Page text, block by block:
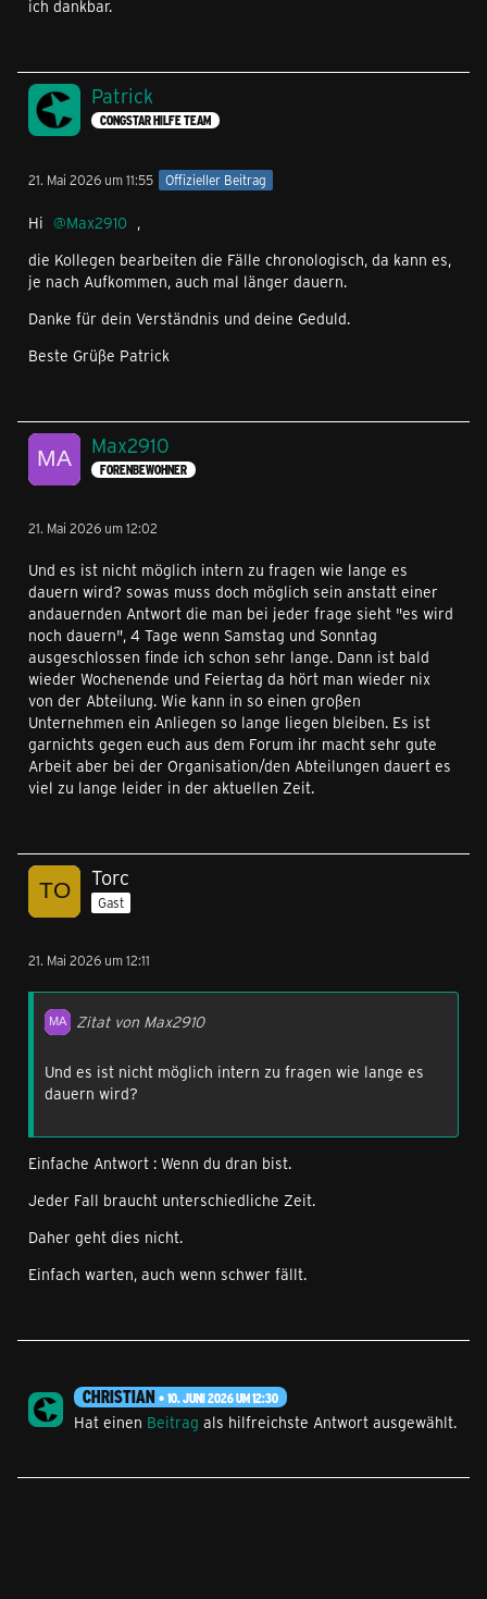
ich dankbar.
Patrick
CONGSTAR HILFE TEAM
21. Mai 2026 um 11:55 Offizieller Beitrag
Hi Max2910 ,
die Kollegen bearbeiten die Fälle chronologisch, da kann es,
je nach Aufkommen, auch mal länger dauern.
Danke für dein Verständnis und deine Geduld.
Beste Grüße Patrick
Max2910
FORENBEWOHNER
21. Mai 2026 um 12:02
Und es ist nicht möglich intern zu fragen wie lange es
dauern wird? sowas muss doch möglich sein anstatt einer
andauernden Antwort die man bei jeder frage sieht "es wird
noch dauern", 4 Tage wenn Samstag und Sonntag
ausgeschlossen finde ich schon sehr lange. Dann ist bald
wieder Wochenende und Feiertag da hört man wieder nix
von der Abteilung. Wie kann in so einen großen
Unternehmen ein Anliegen so lange liegen bleiben. Es ist
garnichts gegen euch aus dem Forum ihr macht sehr gute
Arbeit aber bei der Organisation/den Abteilungen dauert es
viel zu lange leider in der aktuellen Zeit.
Torc
Gast
21. Mai 2026 um 12:11
Zitat von Max2910
Und es ist nicht möglich intern zu fragen wie lange es
dauern wird?
Einfache Antwort : Wenn du dran bist.
Jeder Fall braucht unterschiedliche Zeit.
Daher geht dies nicht.
Einfach warten, auch wenn schwer fällt.
CHRISTIAN 10. JUNI 2026 UM 12:30
Hat einen Beitrag als hilfreichste Antwort ausgewählt.